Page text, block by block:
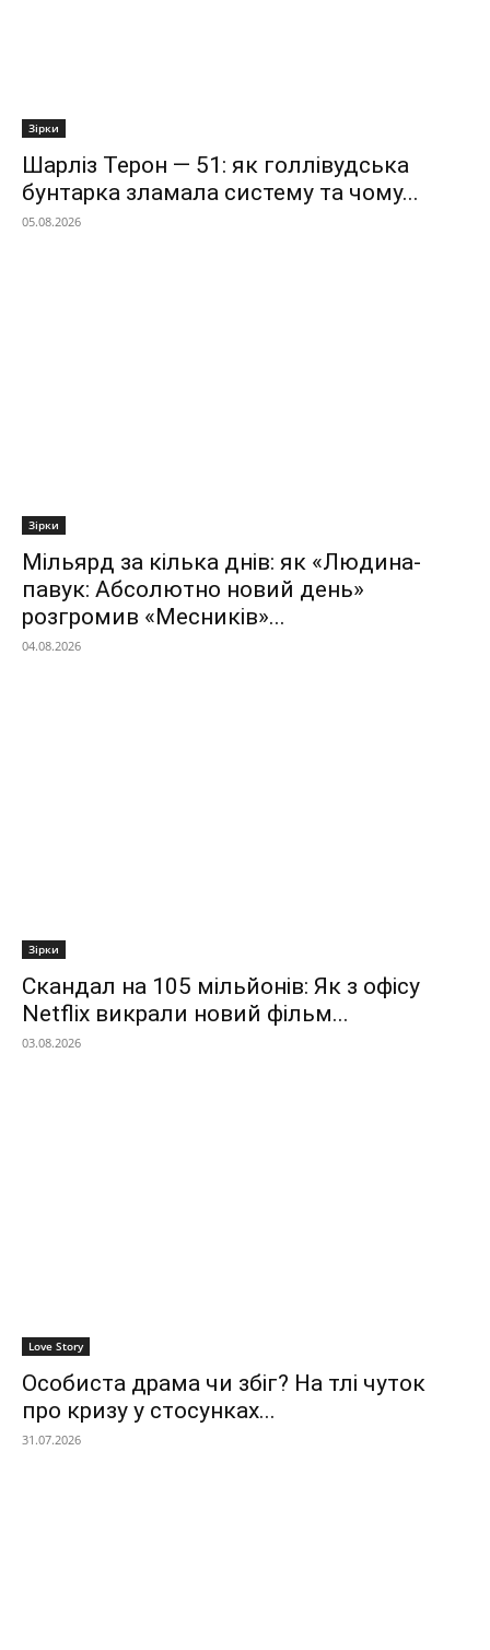
Зірки
Шарліз Терон — 51: як голлівудська
бунтарка зламала систему та чому...
05.08.2026
Зірки
Мільярд за кілька днів: як «Людина-
павук: Абсолютно новий день»
розгромив «Месників»...
04.08.2026
Зірки
Скандал на 105 мільйонів: Як з офісу
Netflix викрали новий фільм...
03.08.2026
Love Story
Особиста драма чи збіг? На тлі чуток
про кризу у стосунках...
31.07.2026